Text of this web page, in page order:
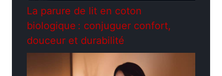
La parure de lit en coton
biologique : conjuguer confort,
douceur et durabilité